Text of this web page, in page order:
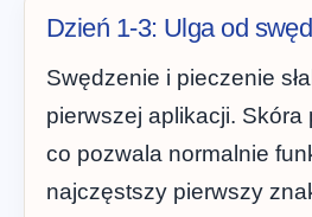
Dzień 1-3: Ulga od
Swędzenie i pieczenie
pierwszej aplikacji. Skóra
co pozwala normalnie
najczęstszy pierwszy